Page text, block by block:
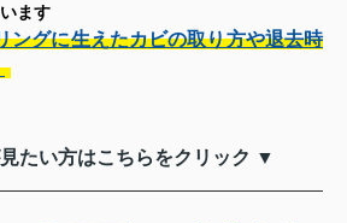
ます
ングに生えたカビの取り方や退去時
たい方はこちらをクリック ▼